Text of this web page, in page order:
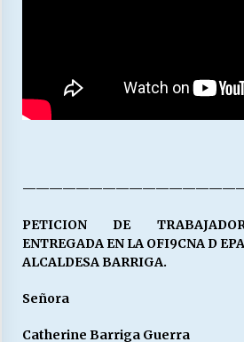
PETICION DE
ENTREGADA EN LA OFI9CNA D
ALCALDESA BARRIGA.
Señora
Catherine Barriga Guerra